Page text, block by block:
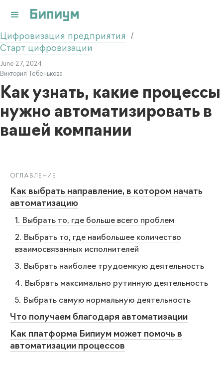
Цифровизация предприятия /
Старт цифровизации
June 27, 2024
Виктория Тебенькова
Как узнать, какие процессы
нужно автоматизировать в
вашей компании
ОГЛАВЛЕНИЕ
Как выбрать направление, в котором начать
автоматизацию
1. Выбрать то, где больше всего проблем
2. Выбрать то, где наибольшее количество
взаимосвязанных исполнителей
3. Выбрать наиболее трудоемкую деятельность
4. Выбрать максимально рутинную деятельность
5. Выбрать самую нормальную деятельность
Что получаем благодаря автоматизации
Как платформа Бипиум может помочь в
автоматизации процессов